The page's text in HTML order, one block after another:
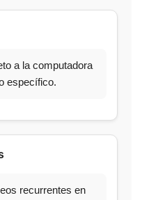
a la computadora
específico.
recurrentes en